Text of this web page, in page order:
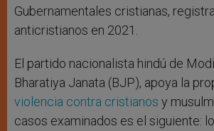
Gubernamentales cristianas,
anticristianos en 2021.
El partido nacionalista hindú de
Bharatiya Janata (BJP), apoya la
violencia contra cristianos y
casos examinados es el siguiente: